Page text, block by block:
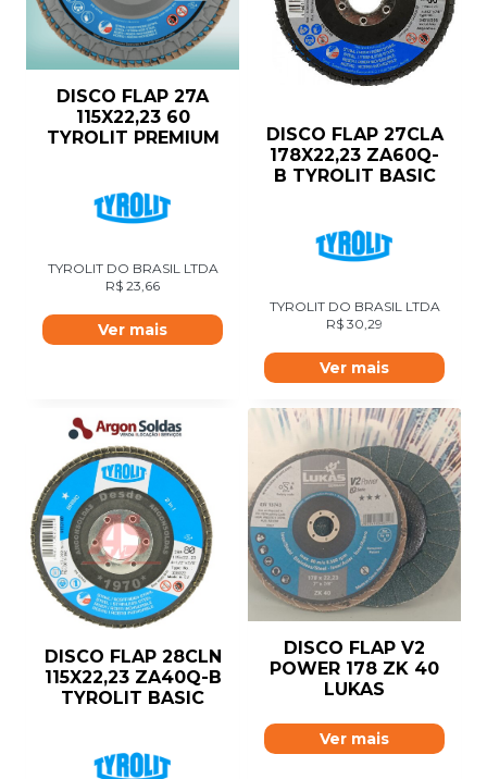
DISCO FLAP 27A
115X22,23 60
TYROLIT PREMIUM
TYROLIT DO BRASIL LTDA
R$ 23,66
Ver mais
DISCO FLAP 27CLA
178X22,23 ZA60Q-
B TYROLIT BASIC
TYROLIT DO BRASIL LTDA
R$ 30,29
Ver mais
DISCO FLAP 28CLN
115X22,23 ZA40Q-B
TYROLIT BASIC
DISCO FLAP V2
POWER 178 ZK 40
LUKAS
Ver mais